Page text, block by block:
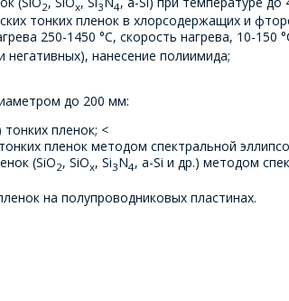
2 x 3 4
тонких пленок в хлорсодержащих и
250-1450 °С, скорость нагрева, 10-150
нанесение полиимида;
до 200 мм:
пленок; <
пленок методом спектральной
(SiO2, SiOx, Si3N4, a-Si и др.) методом
на полупроводниковых пластинах.
поля
ОТПРАВИТЬ